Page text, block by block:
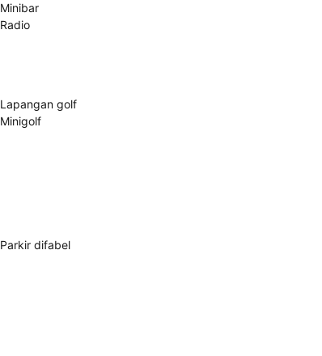
Minibar
Radio
Lapangan golf
Minigolf
Parkir difabel